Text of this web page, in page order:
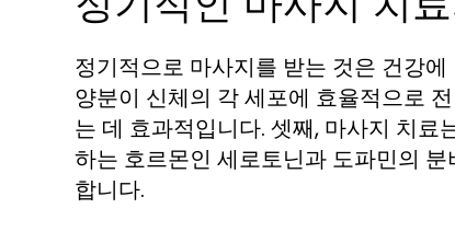
정기적으로 마사지를 받는 것은 건강
양분이 신체의 각 세포에 효율적으로
는 데 효과적입니다. 셋째, 마사지 치
하는 호르몬인 세로토닌과 도파민의
합니다.